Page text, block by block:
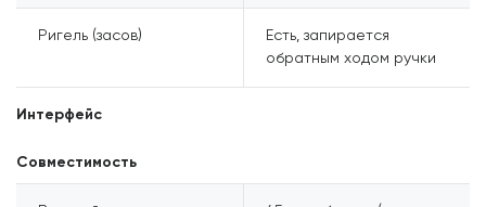
Ригель (засов)
Есть, запирается
обратным ходом ручки
Интерфейс
Совместимость